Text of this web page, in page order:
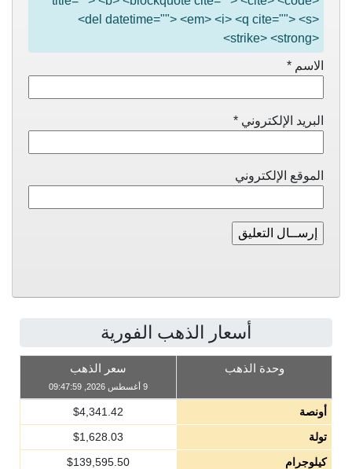
<del datetime=""> <em> <i> <q cite=""> <s>
<strike> <strong>
الاسم *
البريد الإلكتروني *
الموقع الإلكتروني
أسعار الذهب الفورية
وحدة الذهب سعر الذهب
9 أغسطس 2026, 09:47:59
أونصة $4,341.42
تولة
$1,628.03
كيلوجرام
$139,595.50